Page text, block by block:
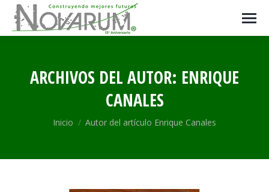
ARCHIVOS DEL AUTOR: ENRIQUE
CANALES
Estás aquí:
Inicio Autor del artículo Enrique Canales